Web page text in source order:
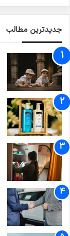
جدیدترین مطالب